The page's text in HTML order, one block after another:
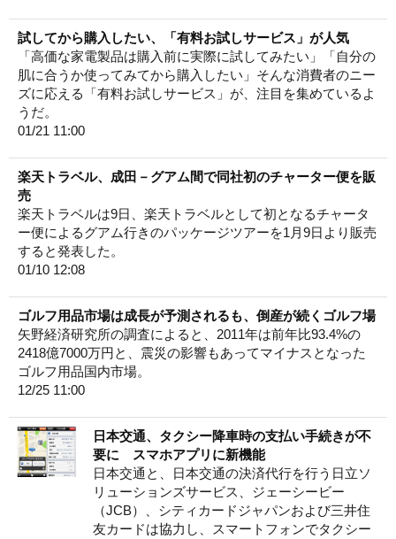
試してから購入したい、「有料お試しサービス」が人気
「高価な家電製品は購入前に実際に試してみたい」「自分の
肌に合うか使ってみてから購入したい」そんな消費者のニー
ズに応える「有料お試しサービス」が、注目を集めているよ
うだ。
01/21 11:00
楽天トラベル、成田－グアム間で同社初のチャーター便を販
売
楽天トラベルは9日、楽天トラベルとして初となるチャータ
ー便によるグアム行きのパッケージツアーを1月9日より販売
すると発表した。
01/10 12:08
ゴルフ用品市場は成長が予測されるも、倒産が続くゴルフ場
矢野経済研究所の調査によると、2011年は前年比93.4%の
2418億7000万円と、震災の影響もあってマイナスとなった
ゴルフ用品国内市場。
12/25 11:00
日本交通、タクシー降車時の支払い手続きが不
要に スマホアプリに新機能
日本交通と、日本交通の決済代行を行う日立ソ
リューションズサービス、ジェーシービー
（JCB）、シティカードジャパンおよび三井住
友カードは協力し、スマートフォンでタクシー